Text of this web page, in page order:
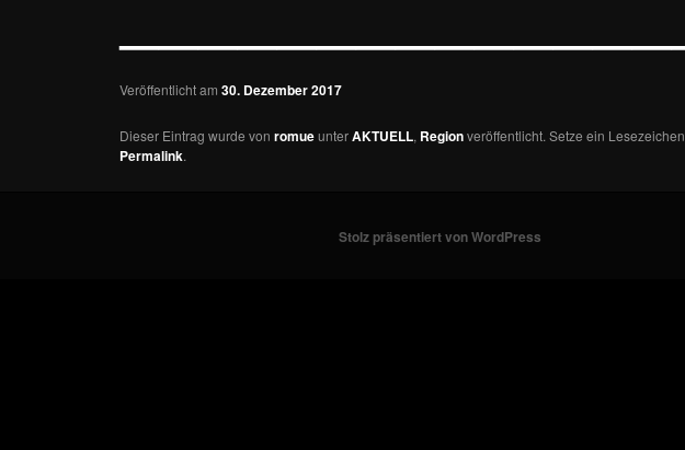
Veröffentlicht am 30. Dezember 2017
Dieser Eintrag wurde von romueunterAKTUELL, Regionveröffentlicht. Setze ein
Permalink.
Stolz präsentiert von WordPress